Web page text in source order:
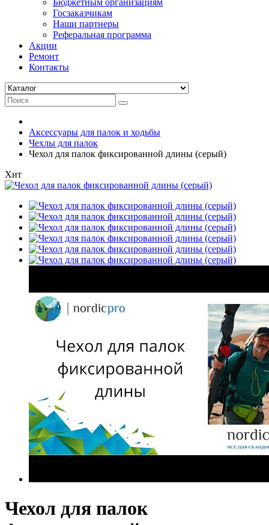
Бюджетным организациям
Госзаказчикам
Наши партнеры
Реферальная программа
Акции
Ремонт
Контакты
Аксессуары для палок и ходьбы
Чехлы для палок
Чехол для палок фиксированной длины (серый)
Хит
Чехол для палок